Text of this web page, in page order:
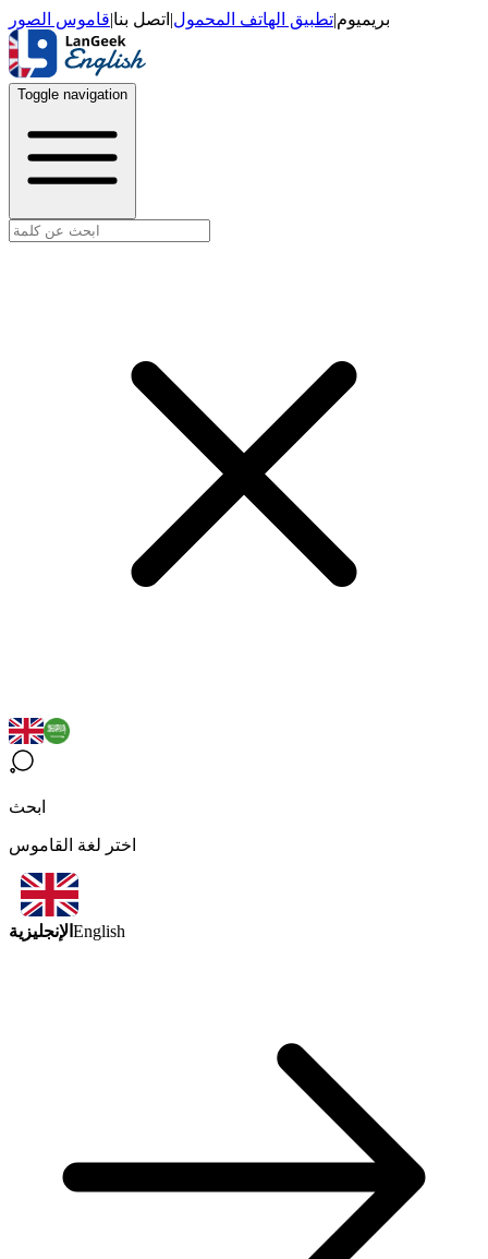
بريميوم|تطبيق الهاتف المحمول| اتصل بنا|قاموس الصور
Toggle navigation
ابحث
اختر لغة القاموس
الإنجليزية English